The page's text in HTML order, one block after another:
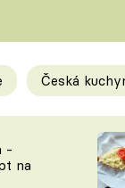
Česká
-
na